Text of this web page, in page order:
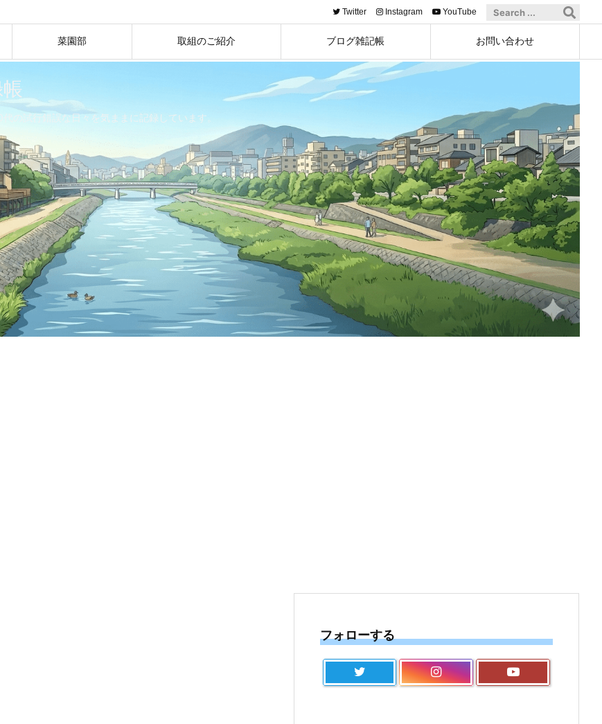
菜園部 取組のご紹介 ブログ雑記帳 お問い合わせ
Twitter Instagram YouTube
の試行錯誤な日々を気ままに記録しています。
フォローする